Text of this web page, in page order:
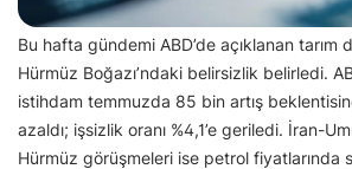
Bu hafta gündemi ABD’de açıklanan tarım
Hürmüz Boğazı’ndaki belirsizlik belirledi.
istihdam temmuzda 85 bin artış
azaldı; işsizlik oranı %4,1’e geriledi. İran-
Hürmüz görüşmeleri ise petrol fiyatlarında